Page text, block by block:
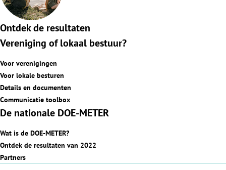
Ontdek de resultaten
Vereniging of lokaal bestuur?
Voor verenigingen
Voor lokale besturen
Details en documenten
Communicatie toolbox
De nationale DOE-METER
Wat is de DOE-METER?
Ontdek de resultaten van 2022
Partners